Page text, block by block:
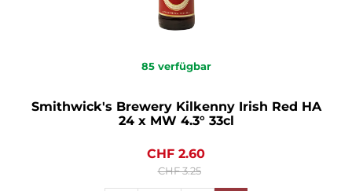
85 verfügbar
Smithwick's Brewery Kilkenny Irish Red HA
24 x MW 4.3° 33cl
CHF 2.60
CHF 3.25